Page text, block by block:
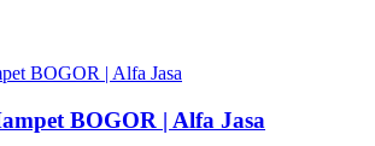
BOGOR | Alfa Jasa